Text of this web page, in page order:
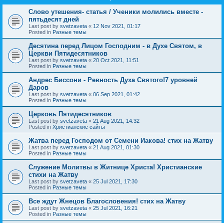
Слово утешения- статья / Ученики молились вместе -
пятьдесят дней
Last post by svetzaveta « 12 Nov 2021, 01:17
Posted in Разные темы
Десятина перед Лицом Господним - в Духе Святом, в
Церкви Пятидесятников
Last post by svetzaveta « 20 Oct 2021, 11:51
Posted in Разные темы
Андрес Биссони - Ревность Духа Святого!7 уровней
Даров
Last post by svetzaveta « 06 Sep 2021, 01:42
Posted in Разные темы
Церковь Пятидесятников
Last post by svetzaveta « 21 Aug 2021, 14:32
Posted in Христианские сайты
Жатва перед Господом от Семени Иакова! стих на Жатву
Last post by svetzaveta « 21 Aug 2021, 01:30
Posted in Разные темы
Служение Молитвы в Житнице Христа! Христианские
стихи на Жатву
Last post by svetzaveta « 25 Jul 2021, 17:30
Posted in Разные темы
Все ждут Жнецов Благословения! стих на Жатву
Last post by svetzaveta « 25 Jul 2021, 16:21
Posted in Разные темы